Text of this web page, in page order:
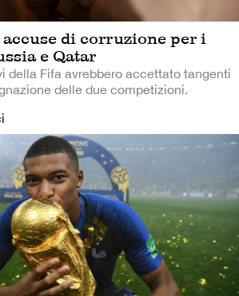
accuse di corruzione per i
e Qatar
della Fifa avrebbero accettato tangenti
delle due competizioni.